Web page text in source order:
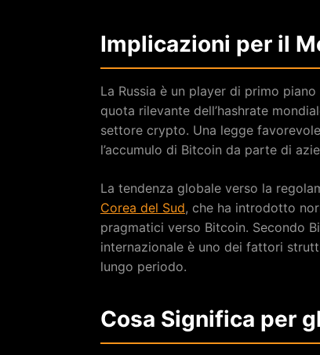
Implicazioni per il
La Russia è un player di primo
quota rilevante dell’hashrate
settore crypto. Una legge
l’accumulo di Bitcoin da parte di
La tendenza globale verso la
Corea del Sud, che ha introdotto
pragmatici verso Bitcoin. Secondo
internazionale è uno dei fattori
lungo periodo.
Cosa Significa per